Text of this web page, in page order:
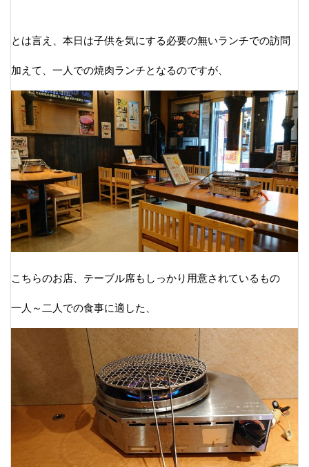
とは言え、本日は子供を気にする必要の無いランチでの訪問
加えて、一人での焼肉ランチとなるのですが、
こちらのお店、テーブル席もしっかり用意されているもの
一人～二人での食事に適した、